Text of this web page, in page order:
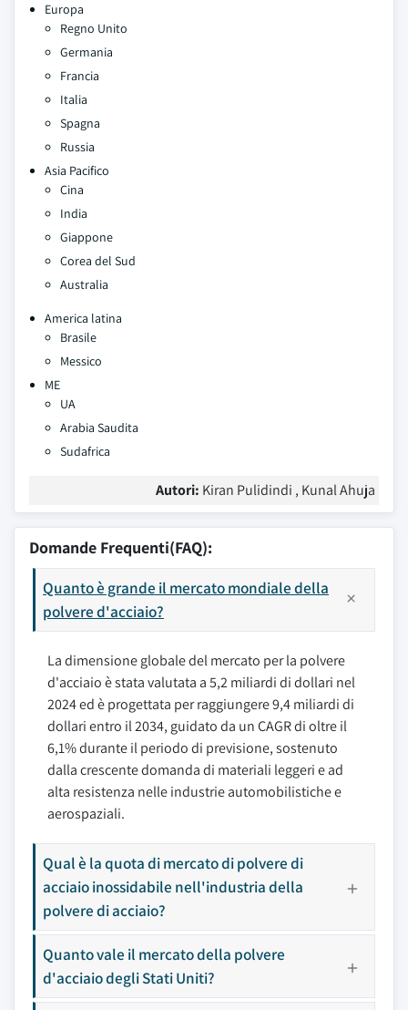
Europa
Regno Unito
Germania
Francia
Italia
Spagna
Russia
Asia Pacifico
Cina
India
Giappone
Corea del Sud
Australia
America latina
Brasile
Messico
ME
UA
Arabia Saudita
Sudafrica
Autori: Kiran Pulidindi , Kunal Ahuja
Domande Frequenti(FAQ):
Quanto è grande il mercato mondiale della
polvere d'acciaio?
La dimensione globale del mercato per la polvere
d'acciaio è stata valutata a 5,2 miliardi di dollari nel
2024 ed è progettata per raggiungere 9,4 miliardi di
dollari entro il 2034, guidato da un CAGR di oltre il
6,1% durante il periodo di previsione, sostenuto
dalla crescente domanda di materiali leggeri e ad
alta resistenza nelle industrie automobilistiche e
aerospaziali.
Qual è la quota di mercato di polvere di
acciaio inossidabile nell'industria della
polvere di acciaio?
Quanto vale il mercato della polvere
d'acciaio degli Stati Uniti?